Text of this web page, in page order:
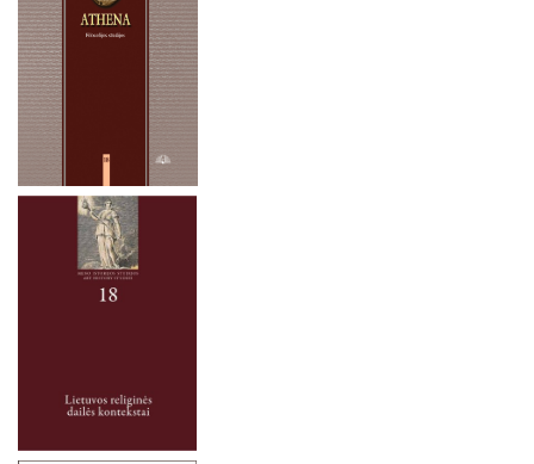
2024 m. balandžio 4–5 d.
2023 metai
2022 metai
2021 metai